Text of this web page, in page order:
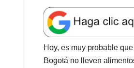
a
t
s
A
p
e
b
o
o
k
e
d
I
l
Hoy, es muy probable
Bogotá no lleven